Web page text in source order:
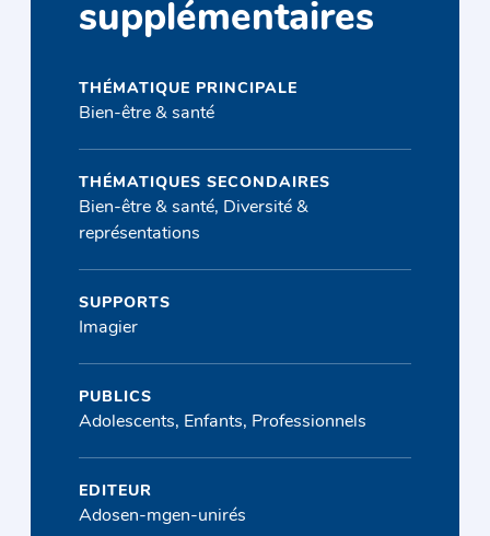
supplémentaires
THÉMATIQUE PRINCIPALE
Bien-être & santé
THÉMATIQUES SECONDAIRES
Bien-être & santé, Diversité &
représentations
SUPPORTS
Imagier
PUBLICS
Adolescents, Enfants, Professionnels
EDITEUR
Adosen-mgen-unirés